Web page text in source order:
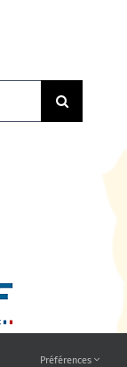
Préférences